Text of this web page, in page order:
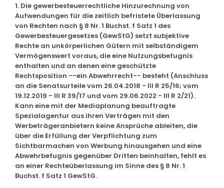
1. Die gewerbesteuerrechtliche Hinzurechnung von
Aufwendungen für die zeitlich befristete Überlassung
von Rechten nach § 8 Nr. 1 Buchst. f Satz 1 des
Gewerbesteuergesetzes (GewStG) setzt subjektive
Rechte an unkörperlichen Gütern mit selbständigem
Vermögenswert voraus, die eine Nutzungsbefugnis
enthalten und an denen eine geschützte
Rechtsposition --ein Abwehrrecht-- besteht (Anschluss
an die Senatsurteile vom 26.04.2018 - III R 25/16; vom
19.12.2019 - III R 39/17 und vom 29.06.2022 - III R 2/21).
Kann eine mit der Mediaplanung beauftragte
Spezialagentur aus ihren Verträgen mit den
Werbeträgeranbietern keine Ansprüche ableiten, die
über die Erfüllung der Verpflichtung zum
Sichtbarmachen von Werbung hinausgehen und eine
Abwehrbefugnis gegenüber Dritten beinhalten, fehlt es
an einer Rechteüberlassung im Sinne des § 8 Nr. 1
Buchst. f Satz 1 GewStG.